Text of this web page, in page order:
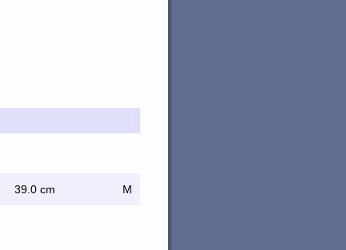
39.0 cm M